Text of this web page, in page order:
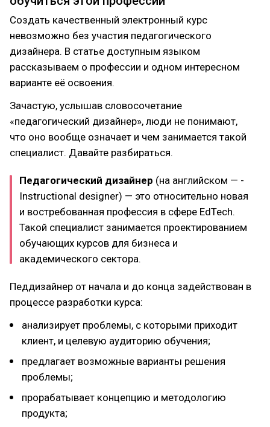
Создать качественный электронный курс
невозможно без участия педагогического
дизайнера. В статье доступным языком
рассказываем о профессии и одном интересном
варианте её освоения.
Зачастую, услышав словосочетание
«педагогический дизайнер», люди не понимают,
что оно вообще означает и чем занимается такой
специалист. Давайте разбираться.
Педагогический дизайнер (на английском — ­
Instructional designer) — это относительно новая
и востребованная профессия в сфере EdTech.
Такой специалист занимается проектированием
обучающих курсов для бизнеса и
академического сектора.
Педдизайнер от начала и до конца задействован в
процессе разработки курса:
анализирует проблемы, с которыми приходит
клиент, и целевую аудиторию обучения;
предлагает возможные варианты решения
проблемы;
прорабатывает концепцию и методологию
продукта;